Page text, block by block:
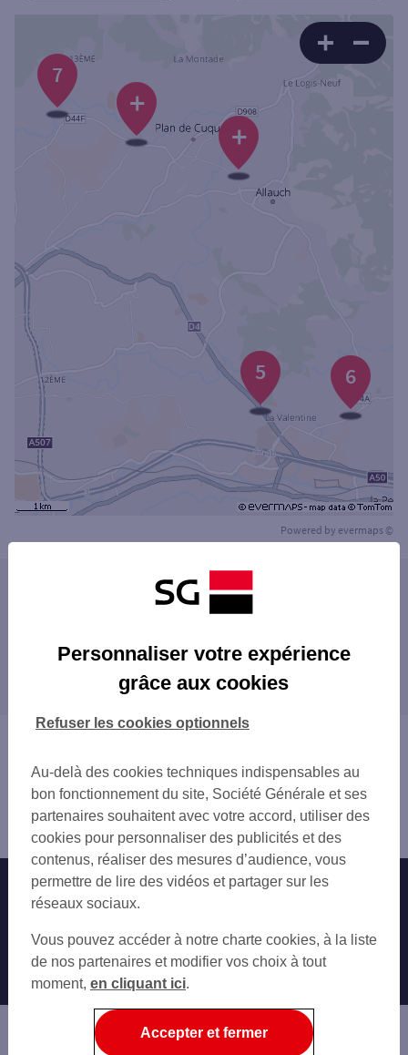
Ville / Code postal
7
6
5
+
+
Powered by evermaps ©
Les distributeurs/automates dans les villes à
AUBAGNE
AURIOL
BOUC-BEL-AIR
LES PENNES-MIRABEAU
TRETS
LA CIOTAT
VITROLLES
SAINT-CYR-SUR-MER
Les distributeurs/automates dans les
départements limitrophes
83 VAR
Bouches-du-Rhône
Nos engagements Nous contacter
Autres sites SG
Professionnels
Entreprises
Associations
Personnaliser votre expérience
grâce aux cookies
Au-delà des cookies techniques indispensables au
bon fonctionnement du site, Société Générale et ses
partenaires souhaitent avec votre accord, utiliser des
cookies pour personnaliser des publicités et des
contenus, réaliser des mesures d’audience, vous
permettre de lire des vidéos et partager sur les
réseaux sociaux.
Vous pouvez accéder à notre charte cookies, à la liste
de nos partenaires et modifier vos choix à tout
moment, en cliquant ici.
Refuser les cookies optionnels
Accepter et fermer